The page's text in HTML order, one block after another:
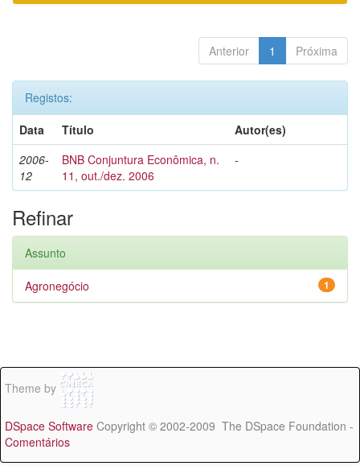
Anterior 1 Próxima
Registos:
Data
Título
Autor(es)
2006-
12
BNB Conjuntura Econômica, n.
11, out./dez. 2006
-
Refinar
Assunto
1
Agronegócio
Theme by
DSpace Software Copyright © 2002-2009 The DSpace Foundation -
Comentários